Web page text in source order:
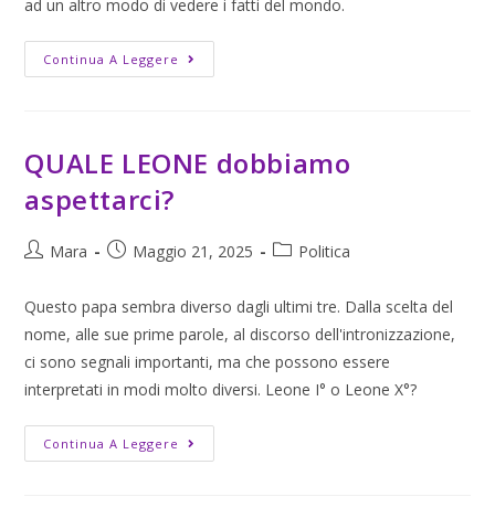
ad un altro modo di vedere i fatti del mondo.
Continua A Leggere
QUALE LEONE dobbiamo
aspettarci?
Mara Maggio 21, 2025 Politica
Questo papa sembra diverso dagli ultimi tre. Dalla scelta del
nome, alle sue prime parole, al discorso dell'intronizzazione,
ci sono segnali importanti, ma che possono essere
interpretati in modi molto diversi. Leone I° o Leone X°?
Continua A Leggere